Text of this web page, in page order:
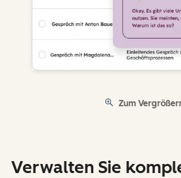
Zum
Verwalten Sie